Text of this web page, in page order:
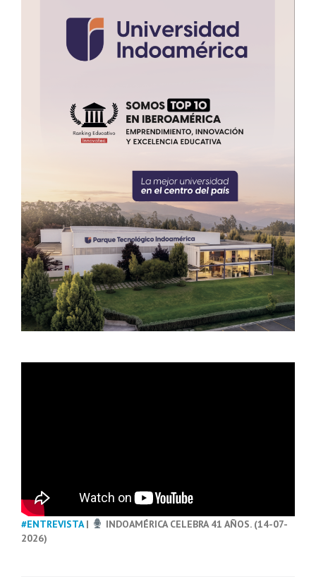
#ENTREVISTA|
INDOAMÉRICA CELEBRA 41 AÑOS. (14-07-
2026)